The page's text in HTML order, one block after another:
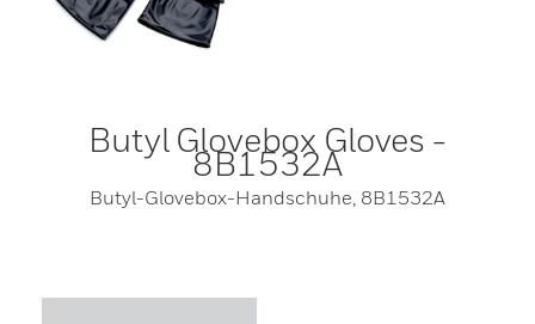
Butyl Glovebox Gloves -
8B1532A
Butyl-Glovebox-Handschuhe, 8B1532A